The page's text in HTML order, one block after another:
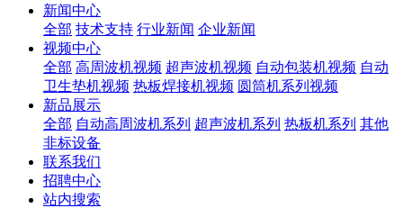
新闻中心
全部 技术支持 行业新闻 企业新闻
视频中心
全部 高周波机视频 超声波机视频 自动包装机视频 自动
卫生垫机视频 热板焊接机视频 圆筒机系列视频
新品展示
全部 自动高周波机系列 超声波机系列 热板机系列 其他
非标设备
联系我们
招聘中心
站内搜索